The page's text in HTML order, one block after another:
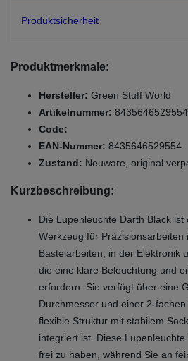
Produktsicherheit
Produktmerkmale:
Hersteller: Green Stuff World
Artikelnummer:
Code:
EAN-Nummer: 8435646529554
Zustand: Neuware, original
Kurzbeschreibung:
Die Lupenleuchte Darth Black ist
Werkzeug für Präzisionsarbeiten
Bastelarbeiten, in der Elektronik
die eine klare Beleuchtung und
erfordern. Sie verfügt über eine
Durchmesser und einer 2-
flexible Struktur mit stabilem
integriert ist. Diese
frei zu haben, während Sie an